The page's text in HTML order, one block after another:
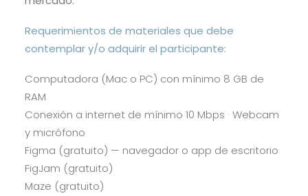
Requerimientos de materiales que debe
contemplar y/o adquirir el participante:
Computadora (Mac o PC) con mínimo 8 GB de
RAM
Conexión a internet de mínimo 10 Mbps · Webcam
y micrófono
Figma (gratuito) — navegador o app de escritorio
FigJam (gratuito)
Maze (gratuito)